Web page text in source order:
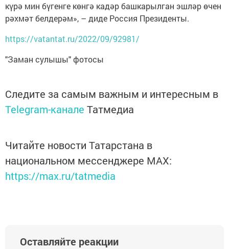
күрә мин бүгенге көнгә кадәр башкарылган эшләр өчен
рәхмәт белдерәм», – диде Россия Президенты.
https://vatantat.ru/2022/09/92981/
"Заман сулышы" фотосы
Следите за самым важным и интересным в
Telegram-канале Татмедиа
Читайте новости Татарстана в
национальном мессенджере MАХ:
https://max.ru/tatmedia
Оставляйте реакции